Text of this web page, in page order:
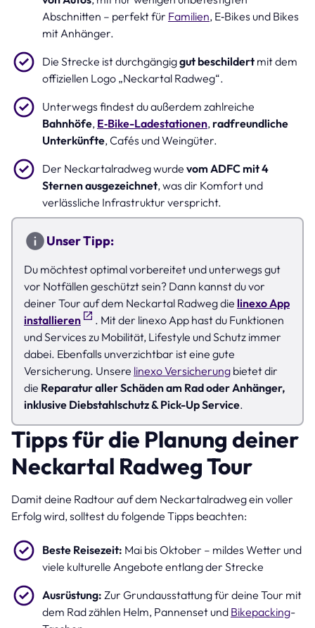
Abschnitten – perfekt für Familien, E‑Bikes und Bikes
mit Anhänger.
Die Strecke ist durchgängiggut beschildert mit dem
offiziellen Logo „Neckartal Radweg“.
Unterwegs findest du außerdem zahlreiche
Bahnhöfe, E‑Bike-Ladestationen, radfreundliche
Unterkünfte, Cafés und Weingüter.
Der Neckartalradweg wurde vom ADFC mit 4
Sternen ausgezeichnet, was dir Komfort und
verlässliche Infrastruktur verspricht.
Unser Tipp:
Du möchtest optimal vorbereitet und unterwegs gut
vor Notfällen geschützt sein? Dann kannst du vor
deiner Tour auf dem Neckartal Radweg die linexo App
installieren
. Mit der linexo App hast du Funktionen
und Services zu Mobilität, Lifestyle und Schutz immer
dabei. Ebenfalls unverzichtbar ist eine gute
Versicherung. Unsere linexo Versicherung bietet dir
die Reparatur aller Schäden am Rad oder Anhänger,
inklusive Diebstahlschutz & Pick-Up Service.
Tipps für die Planung deiner
Neckartal Radweg Tour
Damit deine Radtour auf dem Neckartalradweg ein voller
Erfolg wird, solltest du folgende Tipps beachten:
Beste Reisezeit: Mai bis Oktober – mildes Wetter und
viele kulturelle Angebote entlang der Strecke
Ausrüstung: Zur Grundausstattung für deine Tour mit
dem Rad zählen Helm, Pannenset und Bikepacking-